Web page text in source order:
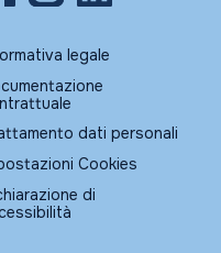
legale
dati personali
Cookies
di